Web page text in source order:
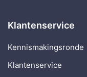
Klantenservice
Kennismakingsronde
Klantenservice